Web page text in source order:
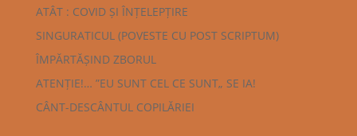
ATÂT : COVID ȘI ÎNȚELEPȚIRE
SINGURATICUL (POVESTE CU POST SCRIPTUM)
ÎMPĂRTĂȘIND ZBORUL
ATENȚIE!… ”EU SUNT CEL CE SUNT„ SE IA!
CÂNT-DESCÂNTUL COPILĂRIEI